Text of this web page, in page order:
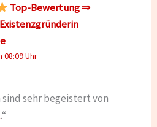
Top-Bewertung ⇒
08:09 Uhr
sind sehr begeistert von
.“